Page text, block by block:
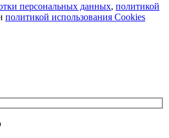
персональных данных, политикой
политикой использования Cookies